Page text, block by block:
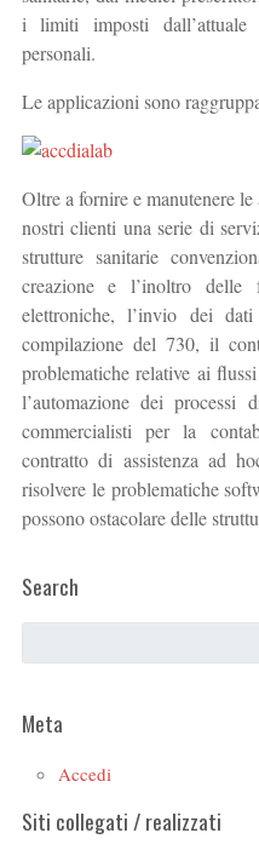
i limiti imposti
personali.
Le applicazioni sono
Oltre a fornire e manutenere
nostri clienti una serie di
strutture sanitarie
creazione e l’inoltro
elettroniche, l’invio dei
compilazione del 730, il
problematiche relative ai
l’automazione dei processi
commercialisti per la
contratto di assistenza ad
risolvere le problematiche
possono ostacolare delle
Search
Meta
Accedi
Siti collegati / realizzati